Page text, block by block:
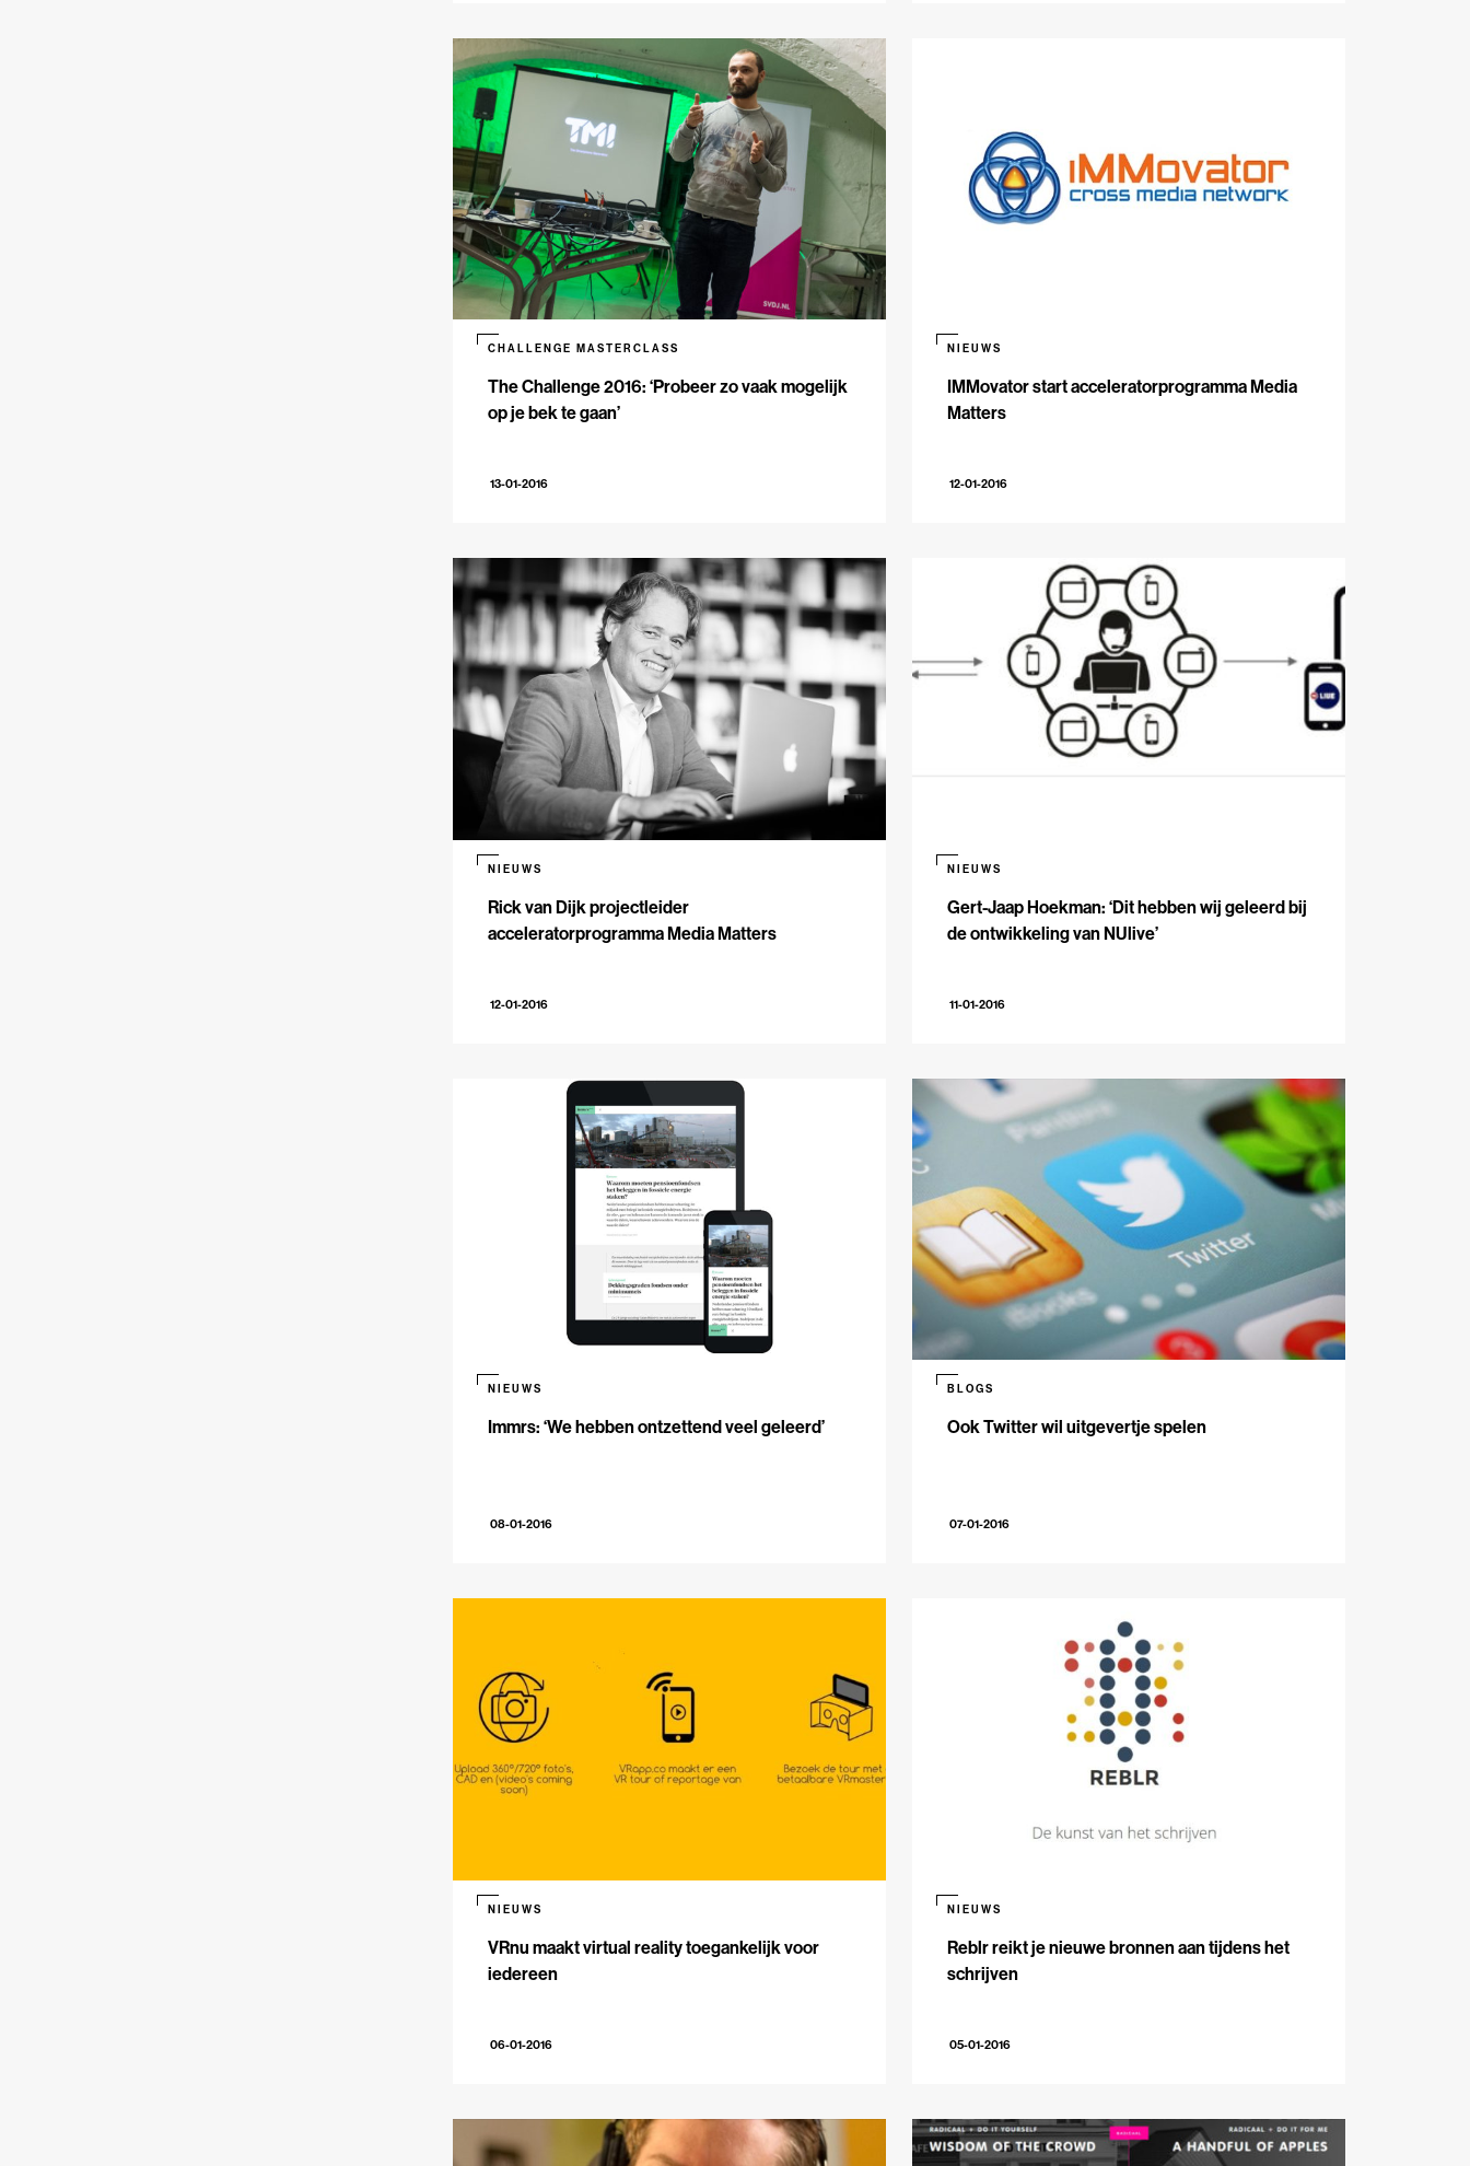
The Challenge 2016: ‘Probeer zo vaak mogelijk
op je bek te gaan’
CHALLENGE MASTERCLASS
13-01-2016
IMMovator start acceleratorprogramma Media
Matters
NIEUWS
12-01-2016
Rick van Dijk projectleider
acceleratorprogramma Media Matters
NIEUWS
12-01-2016
Gert-Jaap Hoekman: ‘Dit hebben wij geleerd bij
de ontwikkeling van NUlive’
NIEUWS
11-01-2016
Immrs: ‘We hebben ontzettend veel geleerd’
NIEUWS
08-01-2016
Ook Twitter wil uitgevertje spelen
BLOGS
07-01-2016
VRnu maakt virtual reality toegankelijk voor
iedereen
NIEUWS
06-01-2016
Reblr reikt je nieuwe bronnen aan tijdens het
schrijven
NIEUWS
05-01-2016